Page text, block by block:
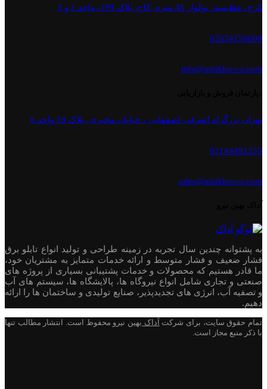
کرج، عظیمیه. بولوار 45 متری کاج، پلاک 199، واحد 1 و 3
02634156000
info@adakbn-co.com
تهران بزرگراه اشرفی اصفهانی ، خیابان مخبری، پلاک 10 واحد 6
02144491255
sales@adakbn-co.com
به پشتوانه چندین سال تجربه در زمینه طراحی و تولید انواع تابلو برق
فشار ضعیف و فشار متوسط و ارائه خدمات متمایز به مشتریان خود،
ما قادر هستیم که محصولات و خدمات پشتیبانی بسیاری از پروژه های
صنعتی و تجاری شامل انواع نیروگاه ها، پالایشگاه ها، سیستم های آب
و تصفیه آب، انرژی های تجدیدپذیر، صنایع تولیدی و ساختمان ها را ارائه
دهیم.
تمام حقوق سایت، برای شرکت آداک بهین نیرو محفوظ است. انتشار مطالب تنها
با ذکر منبع مجاز است.